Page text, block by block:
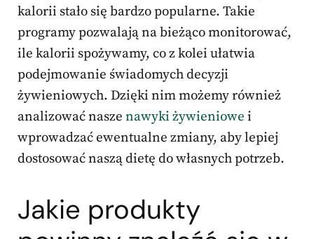
kalorii stało się bardzo popularne. Takie
programy pozwalają na bieżąco monitorować,
ile kalorii spożywamy, co z kolei ułatwia
podejmowanie świadomych decyzji
żywieniowych. Dzięki nim możemy również
analizować nasze nawyki żywieniowe i
wprowadzać ewentualne zmiany, aby lepiej
dostosować naszą dietę do własnych potrzeb.
Jakie produkty